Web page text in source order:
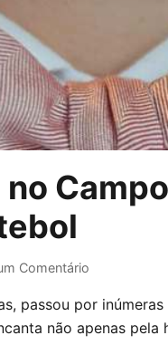
Comentário
passou por
não apenas